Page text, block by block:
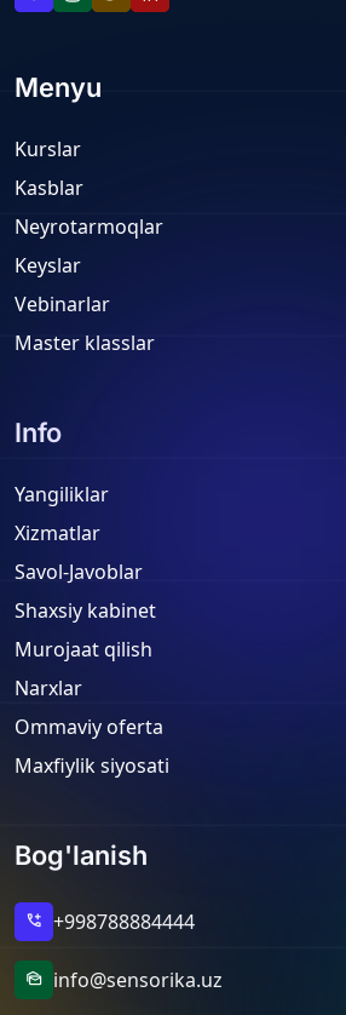
Menyu
Kurslar
Kasblar
Neyrotarmoqlar
Keyslar
Vebinarlar
Master klasslar
Info
Yangiliklar
Xizmatlar
Savol-Javoblar
Shaxsiy kabinet
Murojaat qilish
Narxlar
Ommaviy oferta
Maxfiylik siyosati
Bog'lanish
add_call +998788884444
mark_as_unread info@sensorika.uz